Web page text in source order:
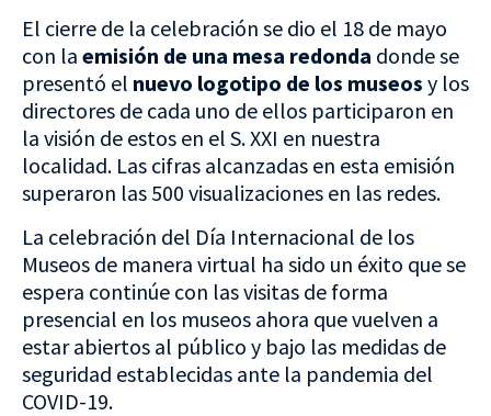
El cierre de la celebración se dio el 18 de mayo
con la emisión de una mesa redonda donde se
presentó el nuevo logotipo de los museos y los
directores de cada uno de ellos participaron en
la visión de estos en el S. XXI en nuestra
localidad. Las cifras alcanzadas en esta emisión
superaron las 500 visualizaciones en las redes.
La celebración del Día Internacional de los
Museos de manera virtual ha sido un éxito que se
espera continúe con las visitas de forma
presencial en los museos ahora que vuelven a
estar abiertos al público y bajo las medidas de
seguridad establecidas ante la pandemia del
COVID-19.